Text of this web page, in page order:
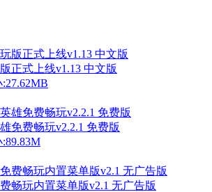
正式上线v1.13 中文版
:27.62MB
免费畅玩v2.2.1 免费版
:89.83M
畅玩内置菜单版v2.1 无广告版